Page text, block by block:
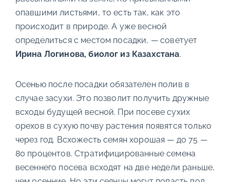
опавшими листьями, то есть так, как это
происходит в природе. А уже весной
определиться с местом посадки, — советует
Ирина Логинова, биолог из Казахстана.
Осенью после посадки обязателен полив в
случае засухи. Это позволит получить дружные
всходы будущей весной. При посеве сухих
орехов в сухую почву растения появятся только
через год. Всхожесть семян хорошая — до 75 —
80 процентов. Стратифицированные семена
весеннего посева всходят на две недели раньше,